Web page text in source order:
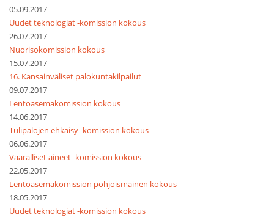
05.09.2017
Uudet teknologiat -komission kokous
26.07.2017
Nuorisokomission kokous
15.07.2017
16. Kansainväliset palokuntakilpailut
09.07.2017
Lentoasemakomission kokous
14.06.2017
Tulipalojen ehkäisy -komission kokous
06.06.2017
Vaaralliset aineet -komission kokous
22.05.2017
Lentoasemakomission pohjoismainen kokous
18.05.2017
Uudet teknologiat -komission kokous